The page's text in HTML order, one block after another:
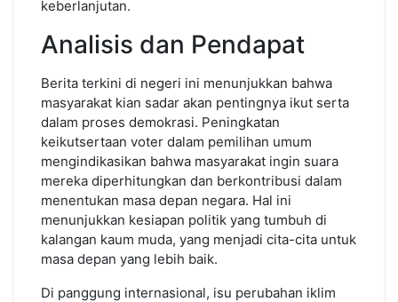
keberlanjutan.
Analisis dan Pendapat
Berita terkini di negeri ini menunjukkan bahwa
masyarakat kian sadar akan pentingnya ikut serta
dalam proses demokrasi. Peningkatan
keikutsertaan voter dalam pemilihan umum
mengindikasikan bahwa masyarakat ingin suara
mereka diperhitungkan dan berkontribusi dalam
menentukan masa depan negara. Hal ini
menunjukkan kesiapan politik yang tumbuh di
kalangan kaum muda, yang menjadi cita-cita untuk
masa depan yang lebih baik.
Di panggung internasional, isu perubahan iklim